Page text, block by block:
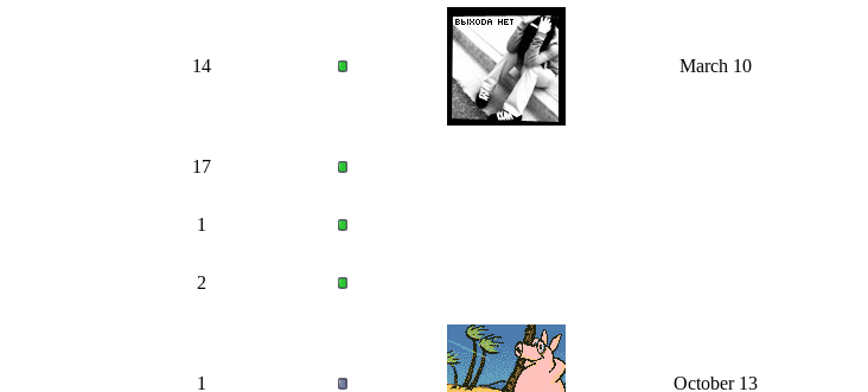
14 March 10
17
1
2
1 October 13